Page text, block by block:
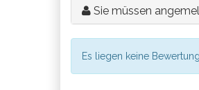
Sie müssen
Es liegen keine